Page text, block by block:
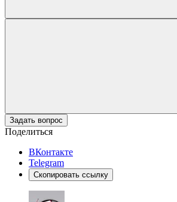
Задать вопрос
Поделиться
ВКонтакте
Telegram
Скопировать ссылку